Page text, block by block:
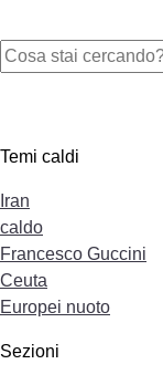
Temi caldi
Iran
caldo
Francesco Guccini
Ceuta
Europei nuoto
Sezioni